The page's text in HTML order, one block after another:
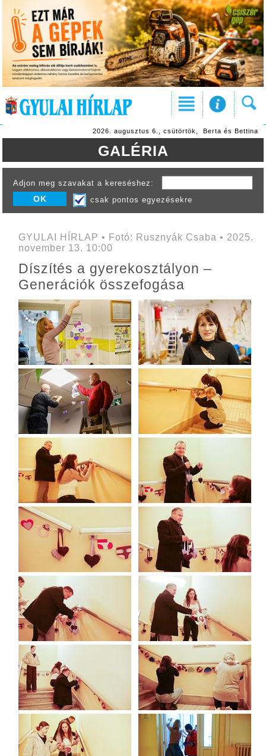
2026. augusztus 6., csütörtök, Berta és Bettina
GALÉRIA
Adjon meg szavakat a kereséshez:
csak pontos egyezésekre
GYULAI HÍRLAP • Fotó: Rusznyák Csaba • 2025.
november 13. 10:00
Díszítés a gyerekosztályon –
Generációk összefogása